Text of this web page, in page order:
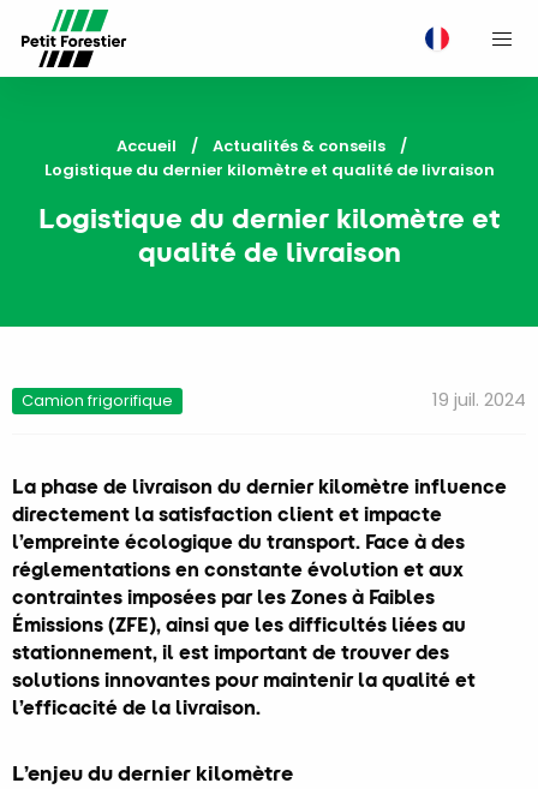
Accueil
Actualités & conseils
Current:
Logistique du dernier kilomètre et qualité de livraison
Logistique du dernier kilomètre et
qualité de livraison
Camion frigorifique 19 juil. 2024
La phase de livraison du dernier kilomètre influence
directement la satisfaction client et impacte
l’empreinte écologique du transport. Face à des
réglementations en constante évolution et aux
contraintes imposées par les Zones à Faibles
Émissions (ZFE), ainsi que les difficultés liées au
stationnement, il est important de trouver des
solutions innovantes pour maintenir la qualité et
l’efficacité de la livraison.
L’enjeu du dernier kilomètre